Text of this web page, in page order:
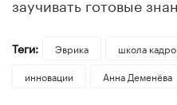
Теги: Эврика школа
инновации
Анна Деменёва